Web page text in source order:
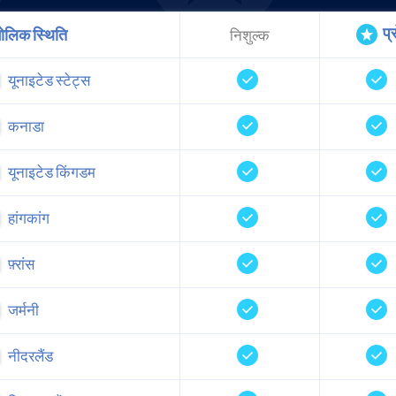
स्थिति निशुल्क
यूनाइटेड स्टेट्स
कनाडा
यूनाइटेड किंगडम
हांगकांग
फ़्रांस
जर्मनी
नीदरलैंड